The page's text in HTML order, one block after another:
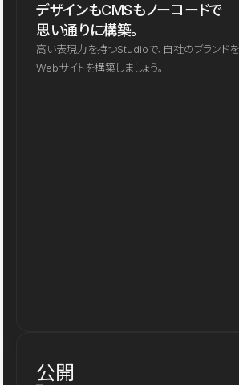
デザインもCMSもノーコードで
思い通りに構築。
高い表現力を持つStudioで、自社のブランド
Webサイトを構築しましょう。
公開